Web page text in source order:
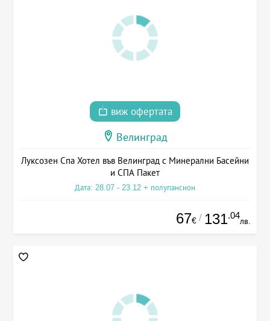
виж офертата
Велинград
Луксозен Спа Хотел във Велинград с Минерални Басейни
и СПА Пакет
Дата: 28.07 - 23.12 + полупансион
67€ / 131.04
лв.